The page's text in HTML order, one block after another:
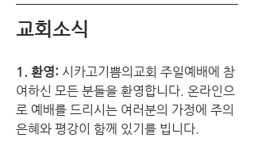
교회소식
1. 환영: 시카고기쁨의교회 주일예배에 참
여하신 모든 분들을 환영합니다. 온라인으
로 예배를 드리시는 여러분의 가정에 주의
은혜와 평강이 함께 있기를 빕니다.